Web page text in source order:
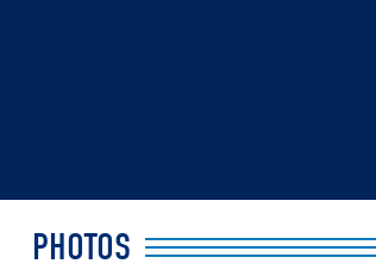
PHOTOS